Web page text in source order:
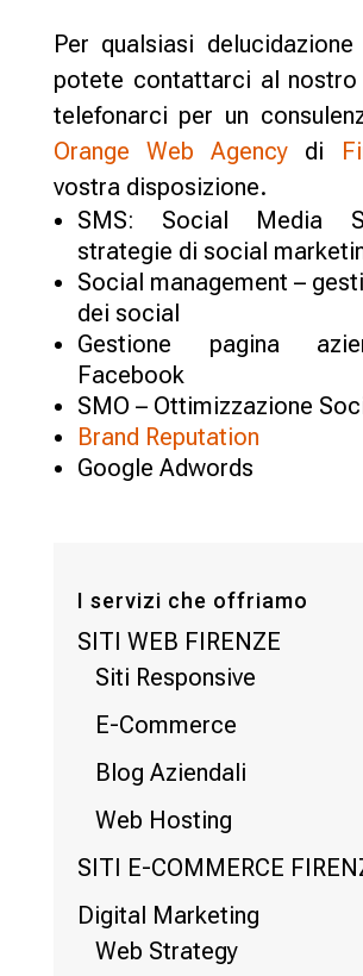
Per qualsiasi
potete contattarci al
telefonarci per un
Orange Web Agency di
vostra disposizione.
SMS: Social Media
strategie di social
Social management –
dei social
Gestione pagina
Facebook
SMO – Ottimizzazione
Brand Reputation
Google Adwords
I servizi che offriamo
SITI WEB FIRENZE
Siti Responsive
E-Commerce
Blog Aziendali
Web Hosting
SITI E-COMMERCE
Digital Marketing
Web Strategy